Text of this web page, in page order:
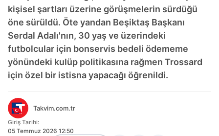
kişisel şartları üzerine görüşmelerin sürdüğü
öne sürüldü. Öte yandan Beşiktaş Başkanı
Serdal Adalı'nın, 30 yaş ve üzerindeki
futbolcular için bonservis bedeli ödememe
yönündeki kulüp politikasına rağmen Trossard
için özel bir istisna yapacağı öğrenildi.
Takvim.com.tr
Giriş Tarihi:
05 Temmuz 2026 12:50